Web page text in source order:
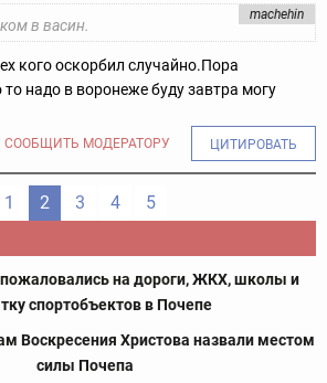
machehin
в васин.
кого оскорбил случайно.Пора
надо в воронеже буду завтра могу
СООБЩИТЬ МОДЕРАТОРУ ЦИТИРОВАТЬ
1 2 3 4 5
пожаловались на дороги, ЖКХ, школы и
спортобъектов в Почепе
Воскресения Христова назвали местом
силы Почепа